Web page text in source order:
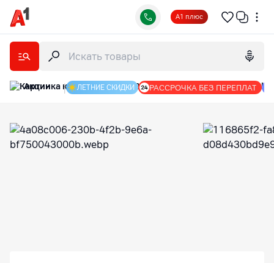
А1 плюс
Акции | ЛЕТНИЕ СКИДКИ РАССРОЧКА БЕЗ ПЕРЕПЛАТ